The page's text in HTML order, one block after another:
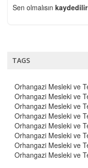
Sen olmalısın kaydedilir
TAGS
Orhangazi Mesleki ve
Orhangazi Mesleki ve
Orhangazi Mesleki ve
Orhangazi Mesleki ve
Orhangazi Mesleki ve
Orhangazi Mesleki ve
Orhangazi Mesleki ve
Orhangazi Mesleki ve